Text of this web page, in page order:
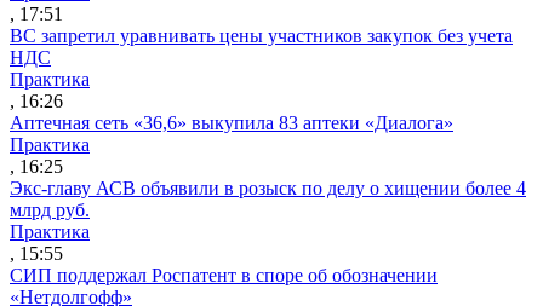
, 17:51
ВС запретил уравнивать цены участников закупок без учета
НДС
Практика
, 16:26
Аптечная сеть «36,6» выкупила 83 аптеки «Диалога»
Практика
, 16:25
Экс-главу АСВ объявили в розыск по делу о хищении более 4
млрд руб.
Практика
, 15:55
СИП поддержал Роспатент в споре об обозначении
«Нетдолгофф»